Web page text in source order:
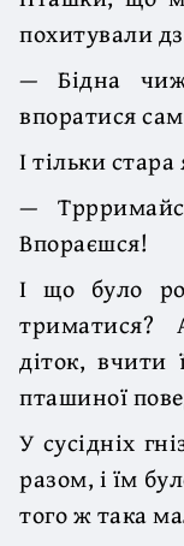
похитували
— Бідна
впоратися
І тільки
—
Впораєшся!
І що було
триматися?
діток, вчити
пташиної
У сусідніх
разом, і їм
того ж така